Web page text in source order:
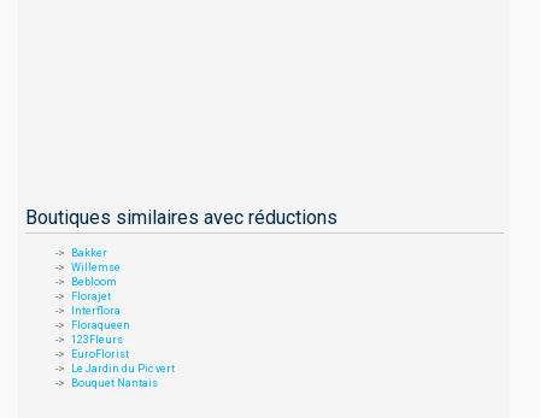
Boutiques similaires avec réductions
Bakker
Willemse
Bebloom
Florajet
Interflora
Floraqueen
123Fleurs
EuroFlorist
Le Jardin du Pic vert
Bouquet Nantais